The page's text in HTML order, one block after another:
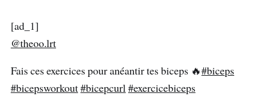
[ad_1]
@theoo.lrt
Fais ces exercices pour anéantir tes biceps 🔥#biceps
#bicepsworkout#bicepcurl#exercicebiceps